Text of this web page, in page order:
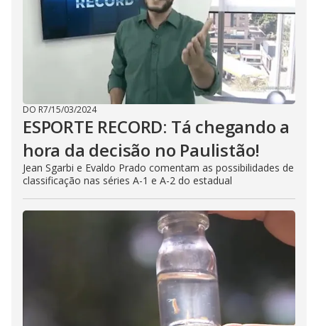
DO R7/15/03/2024
ESPORTE RECORD: Tá chegando a
hora da decisão no Paulistão!
Jean Sgarbi e Evaldo Prado comentam as possibilidades de
classificação nas séries A-1 e A-2 do estadual